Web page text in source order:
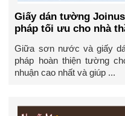
Giấy dán tường
pháp tối ưu cho nhà
Giữa sơn nước và giấy
pháp hoàn thiện tường
nhuận cao nhất và giúp ...